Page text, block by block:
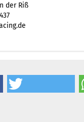
der Riß